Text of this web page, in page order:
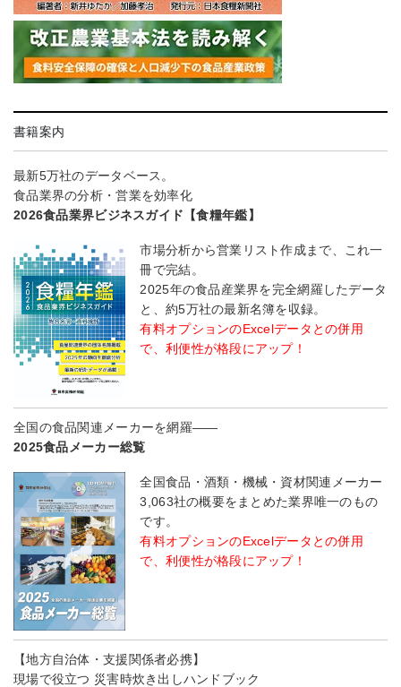
書籍案内
最新5万社のデータベース。
食品業界の分析・営業を効率化
2026食品業界ビジネスガイド【食糧年鑑】
市場分析から営業リスト作成まで、これ一
冊で完結。
2025年の食品産業界を完全網羅したデータ
と、約5万社の最新名簿を収録。
有料オプションのExcelデータとの併用
で、利便性が格段にアップ！
全国の食品関連メーカーを網羅――
2025食品メーカー総覧
全国食品・酒類・機械・資材関連メーカー
3,063社の概要をまとめた業界唯一のもの
です。
有料オプションのExcelデータとの併用
で、利便性が格段にアップ！
【地方自治体・支援関係者必携】
現場で役立つ 災害時炊き出しハンドブック